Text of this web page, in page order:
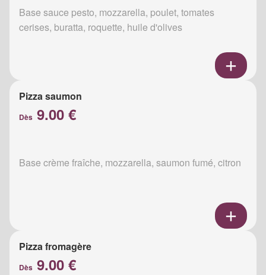
Base sauce pesto, mozzarella, poulet, tomates
cerises, buratta, roquette, huile d'olives
Pizza saumon
Dès 9.00 €
Base crème fraîche, mozzarella, saumon fumé, citron
Pizza fromagère
Dès 9.00 €